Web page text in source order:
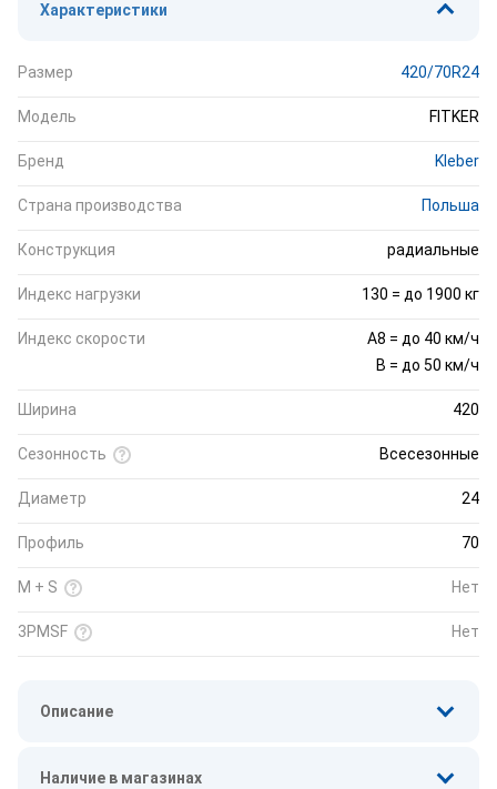
Характеристики
Размер 420/70R24
Модель FITKER
Бренд Kleber
Страна производства Польша
Конструкция радиальные
Индекс нагрузки 130 = до 1900 кг
Индекс скорости
A8 = до 40 км/ч
B = до 50 км/ч
Ширина 420
Сезонность Всесезонные
Диаметр 24
Профиль 70
M + S Нет
3PMSF Нет
Описание
Наличие в магазинах